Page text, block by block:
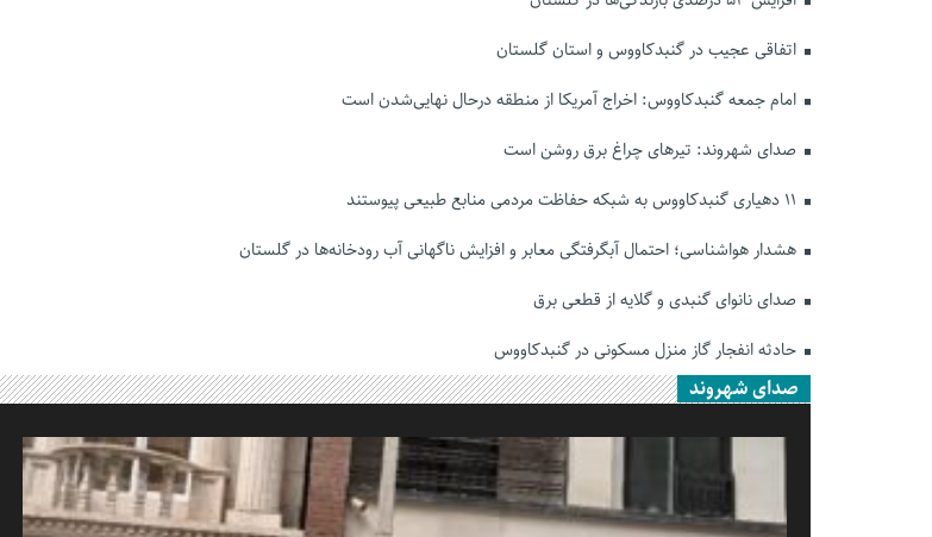
اتفاقی عجیب در‌ گنبدکاووس و استان گلستان
امام جمعه گنبدکاووس: اخراج آمریکا از منطقه درحال نهایی‌شدن است
صدای شهروند: تیرهای چراغ برق روشن است
هشدار هواشناسی؛ احتمال آبگرفتگی معابر و افزایش ناگهانی آب رودخانه‌ها در گلستان
صدای نانوای گنبدی و گلایه از قطعی برق
حادثه انفجار گاز منزل مسکونی در گنبدکاووس
صدای شهروند